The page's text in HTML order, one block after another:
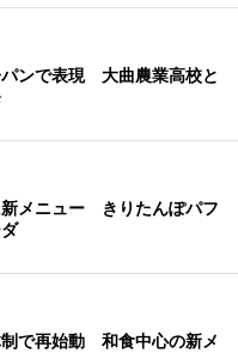
パンで表現 大曲農業高校と
メニュー きりたんぽパフ
で再始動 和食中心の新メ